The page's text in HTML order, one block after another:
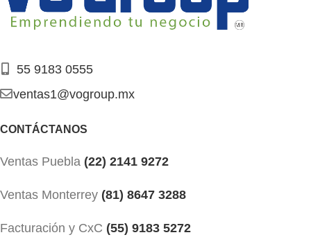
55 9183 0555
ventas1@vogroup.mx
CONTÁCTANOS
Ventas Puebla (22) 2141 9272
Ventas Monterrey (81) 8647 3288
Facturación y CxC (55) 9183 5272